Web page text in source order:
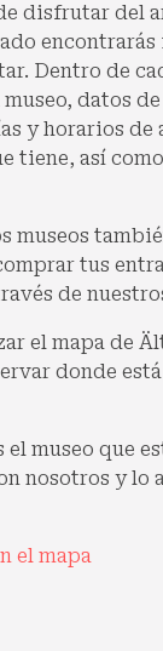
disfrutar del
encontrarás
Dentro de
datos
y horarios de
tiene, así
museos
tus
de
el mapa de
donde
el museo que
nosotros y lo
el mapa